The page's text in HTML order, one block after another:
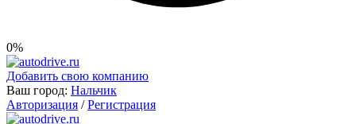
0%
Добавить свою компанию
Ваш город: Нальчик
Авторизация / Регистрация